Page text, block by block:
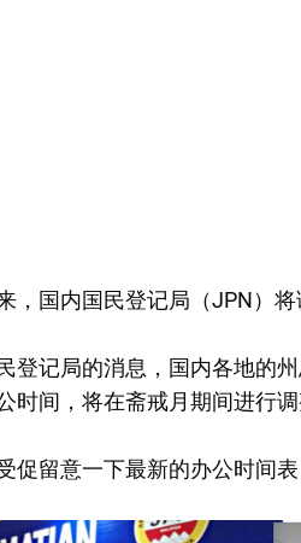
，国内国民登记局（JPN）将
登记局的消息，国内各地的
时间，将在斋戒月期间进行
促留意一下最新的办公时间表